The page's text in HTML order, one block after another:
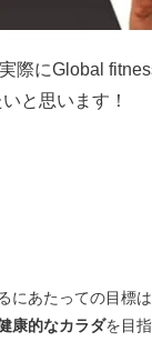
際にGlobal
と思います！
にあたっての目標は
康的なカラダを目